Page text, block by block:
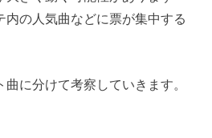
内の人気曲などに票が集中する
に分けて考察していきます。